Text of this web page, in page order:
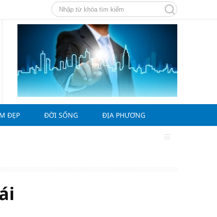
ĐẸP ĐỜI SỐNG ĐỊA PHƯƠNG